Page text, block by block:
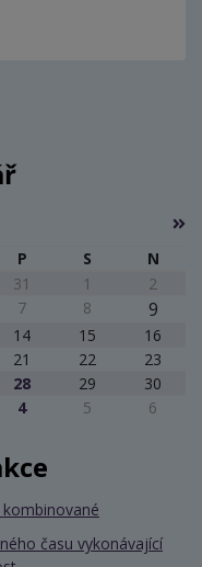
P S
N
31 1
2
7 8 9
14 15
16
21 22
23
28 29
30
4 5 6
času vykonávající